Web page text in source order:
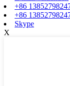
+86
+86
Skype
X